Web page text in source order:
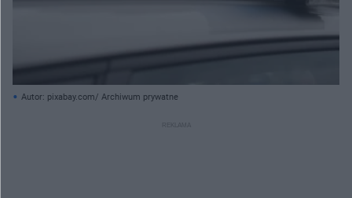
Autor: pixabay.com/ Archiwum prywatne